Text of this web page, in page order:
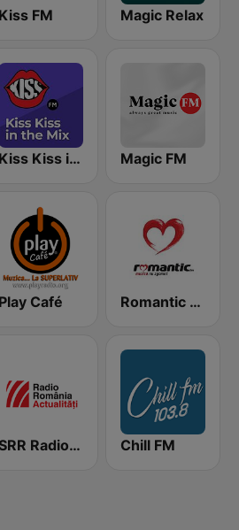
Kiss FM Magic Relax
Kiss Kiss in the Mix Radio Magic FM
Play Café Romantic FM
SRR Radio România Actualităţi Chill FM